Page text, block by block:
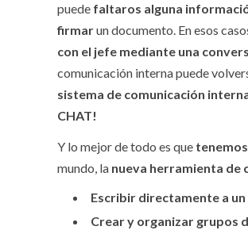
puede faltaros alguna
firmarun documento. En esos
con el jefe mediante una
comunicación interna puede
sistema de comunicación
CHAT!
Y lo mejor de todo es que
mundo, la nueva herramienta de
Escribir directamente a
Crear y organizar grupos